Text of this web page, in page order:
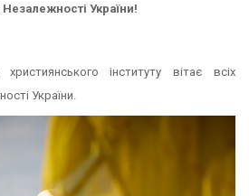
України!
християнського інституту вітає всіх
України.